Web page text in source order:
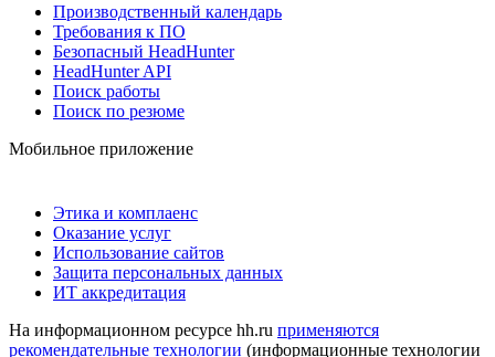
Производственный календарь
Требования к ПО
Безопасный HeadHunter
HeadHunter API
Поиск работы
Поиск по резюме
Мобильное приложение
Этика и комплаенс
Оказание услуг
Использование сайтов
Защита персональных данных
ИТ аккредитация
На информационном ресурсе hh.ru применяются
рекомендательные технологии (информационные технологии